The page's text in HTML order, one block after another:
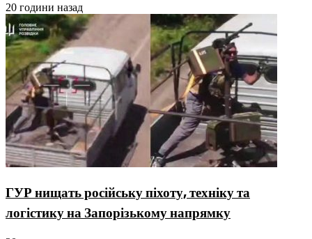
20 години назад
ГУР нищать російську піхоту, техніку та
логістику на Запорізькому напрямку